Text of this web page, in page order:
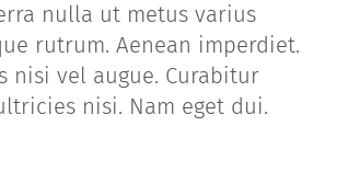
nulla ut metus varius
rutrum. Aenean imperdiet.
nisi vel augue. Curabitur
nisi. Nam eget dui.